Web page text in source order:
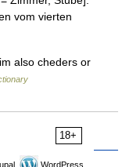
vom vierten
also cheders or
18+
WordPress,